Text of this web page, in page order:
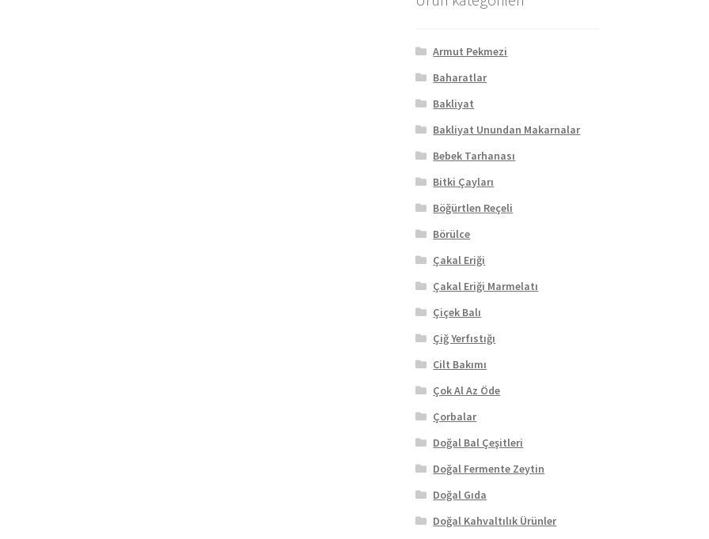
Armut Pekmezi
Baharatlar
Bakliyat
Bakliyat Unundan Makarnalar
Bebek Tarhanası
Bitki Çayları
Böğürtlen Reçeli
Börülce
Çakal Eriği
Çakal Eriği Marmelatı
Çiçek Balı
Çiğ Yerfıstığı
Cilt Bakımı
Çok Al Az Öde
Çorbalar
Doğal Bal Çeşitleri
Doğal Fermente Zeytin
Doğal Gıda
Doğal Kahvaltılık Ürünler